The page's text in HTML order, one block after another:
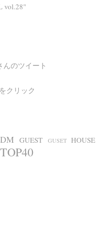
vol.28"
んのツイート
クリック
GUEST GUSET HOUSE
TOP40